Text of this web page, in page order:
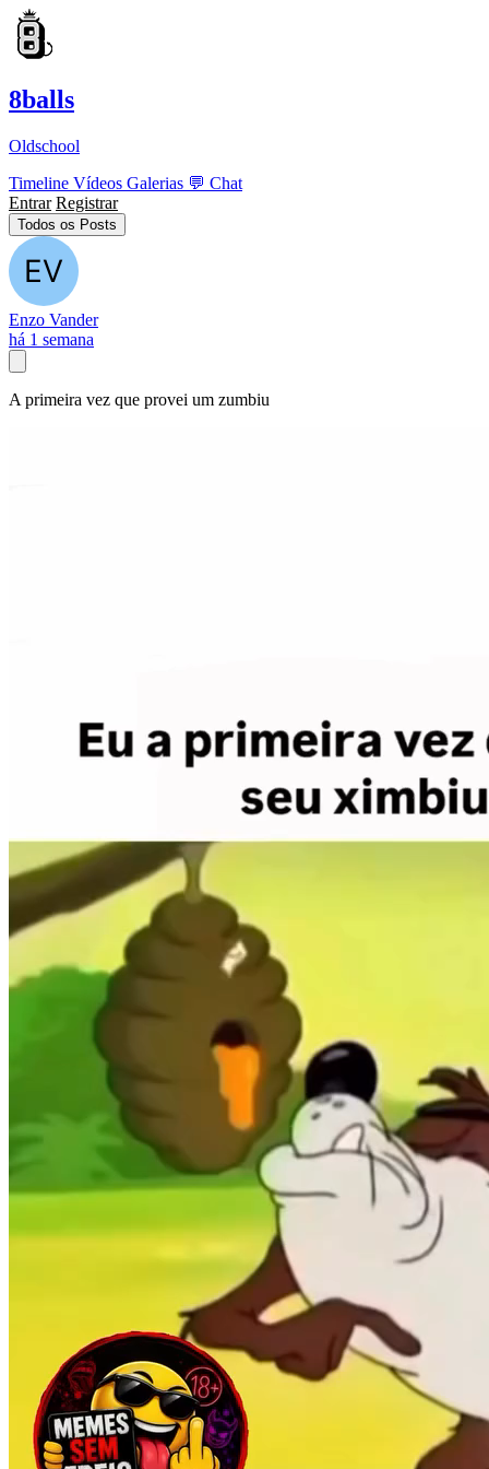
8balls
Oldschool
Timeline Vídeos Galerias 💬 Chat
Entrar Registrar
Todos os Posts
Enzo Vander
há 1 semana
A primeira vez que provei um zumbiu